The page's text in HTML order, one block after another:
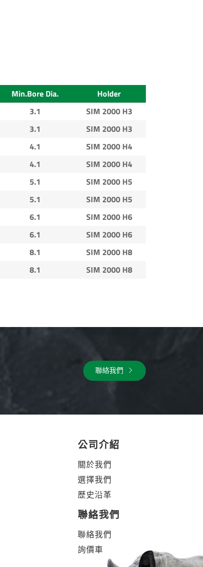
Min.Bore Dia.
Holder
3.1
SIM 2000 H3
3.1
SIM 2000 H3
4.1
SIM 2000 H4
4.1
SIM 2000 H4
5.1
SIM 2000 H5
5.1
SIM 2000 H5
6.1
SIM 2000 H6
6.1
SIM 2000 H6
8.1
SIM 2000 H8
8.1 SIM 2000 H8
聯絡我們
公司介紹
關於我們
選擇我們
歷史沿革
聯絡我們
聯絡我們
詢價車